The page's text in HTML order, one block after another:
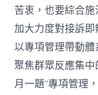
苦衷，也要綜合
加大力度對接訴即
以專項管理帶動
聚焦群眾反應集
月一題”專項管理